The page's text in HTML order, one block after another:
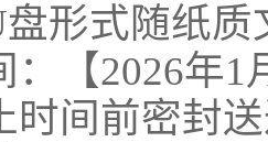
形式随纸
：【2026年
时间前密封